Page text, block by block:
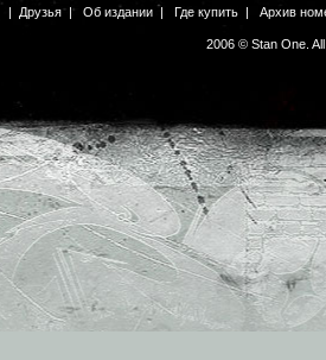
| Друзья| Об издании | Где купить | Архив
2006 © Stan One.